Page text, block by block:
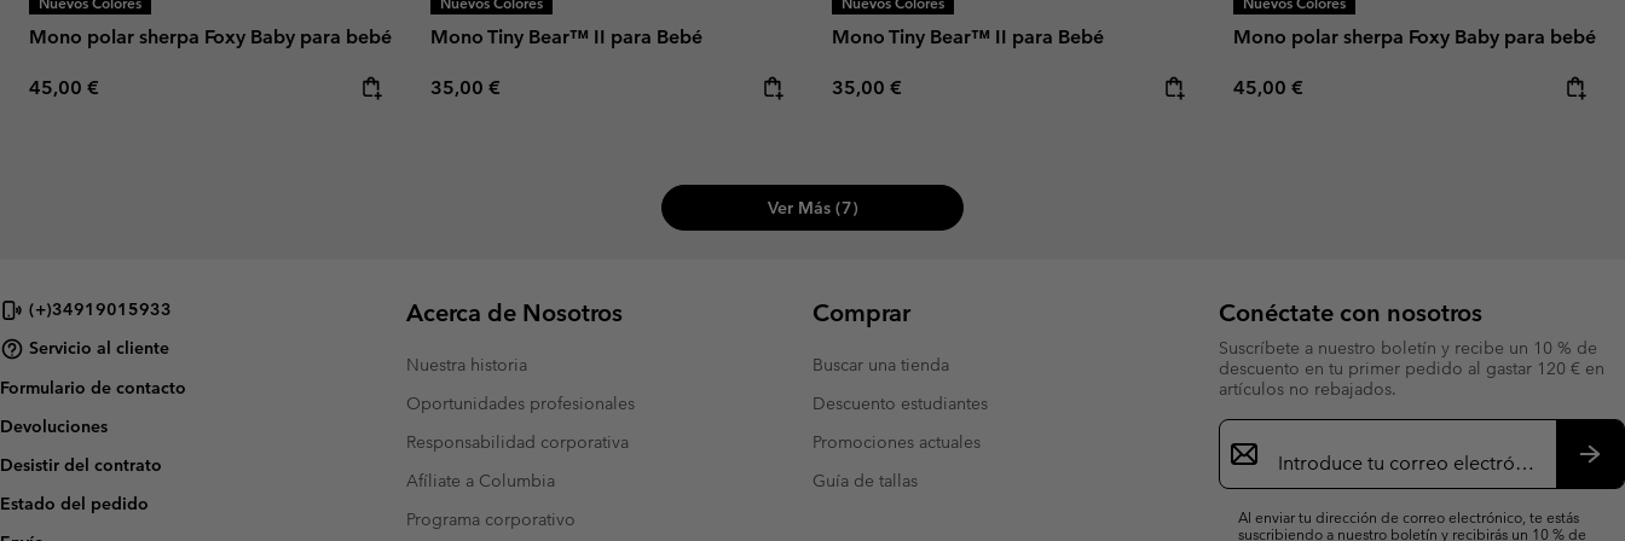
Mono polar sherpa Foxy Baby para bebé
Regular price:
45,00 €
Mono Tiny Bear™ II para Bebé
Regular price:
35,00 €
Mono Tiny Bear™ II para Bebé
Regular price:
35,00 €
Mono polar sherpa Foxy Baby para bebé
Regular price:
45,00 €
Ver Más (7)
(+)34919015933
Servicio al cliente
Formulario de contacto
Devoluciones
Desistir del contrato
Estado del pedido
Acerca de Nosotros
Nuestra historia
Oportunidades profesionales
Responsabilidad corporativa
Afíliate a Columbia
Programa corporativo
Comprar
Buscar una tienda
Descuento estudiantes
Promociones actuales
Guía de tallas
Conéctate con nosotros
Suscríbete a nuestro boletín y recibe un 10 % de
descuento en tu primer pedido al gastar 120 € en
artículos no rebajados.
Suscripción
de
correo
Al enviar tu dirección de correo electrónico, te estás
suscribiendo a nuestro boletín y recibirás un 10 % de